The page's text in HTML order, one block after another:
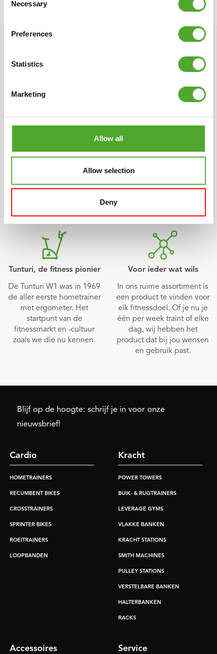
Selection
Necessary
Preferences
Statistics
Marketing
Allow all
Allow selection
Deny
Anders, eigenzinnig, strak
oorsprong in Scandinavië
ontwerp traditie. Compact,
duidelijke lijnen en altijd
Meerjarige garantie
Onze producten hebben
garantieperiode. Wij willen
graag dat je tevreden bent
anders zijn wij dat ook niet.
Tunturi, de fitness pionier
De Tunturi W1 was in 1969
de aller eerste hometrainer
met ergometer. Het
startpunt van de
fitnessmarkt en -cultuur
zoals we die nu kennen.
Voor ieder wat wils
In ons ruime assortiment is
een product te vinden voor
elk fitnessdoel. Of je nu je
één per week traint of elke
dag, wij hebben het
product dat bij jou wensen
en gebruik past.
Blijf op de hoogte: schrijf je in voor onze
nieuwsbrief!
Cardio
HOMETRAINERS
RECUMBENT BIKES
CROSSTRAINERS
SPRINTER BIKES
ROEITRAINERS
LOOPBANDEN
Kracht
POWER TOWERS
BUIK- & RUGTRAINERS
LEVERAGE GYMS
VLAKKE BANKEN
KRACHT STATIONS
SMITH MACHINES
PULLEY STATIONS
VERSTELBARE BANKEN
HALTERBANKEN
RACKS
Accessoires Service